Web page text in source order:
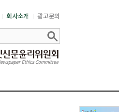
회사소개 광고문의